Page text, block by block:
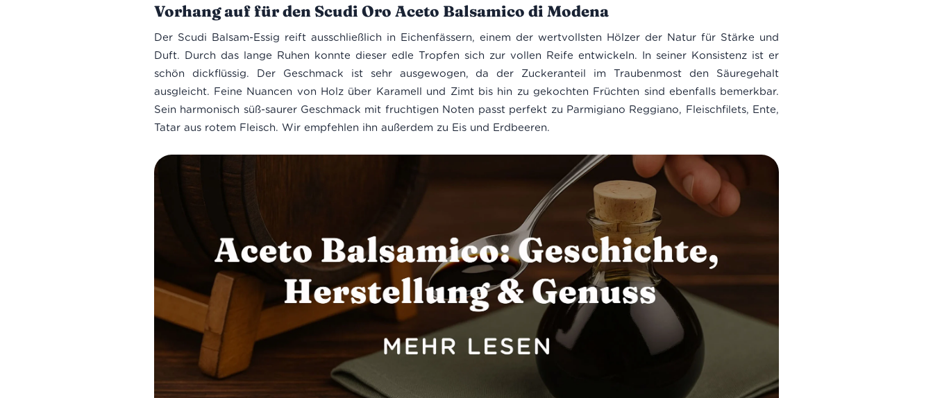
Vorhang auf für den Scudi Oro Aceto Balsamico di Modena
Der Scudi Balsam-Essig reift ausschließlich in Eichenfässern, einem der wertvollsten Hölzer der Natur für Stärke und
Duft. Durch das lange Ruhen konnte dieser edle Tropfen sich zur vollen Reife entwickeln. In seiner Konsistenz ist er
schön dickflüssig. Der Geschmack ist sehr ausgewogen, da der Zuckeranteil im Traubenmost den Säuregehalt
ausgleicht. Feine Nuancen von Holz über Karamell und Zimt bis hin zu gekochten Früchten sind ebenfalls bemerkbar.
Sein harmonisch süß-saurer Geschmack mit fruchtigen Noten passt perfekt zu Parmigiano Reggiano, Fleischfilets, Ente,
Tatar aus rotem Fleisch. Wir empfehlen ihn außerdem zu Eis und Erdbeeren.